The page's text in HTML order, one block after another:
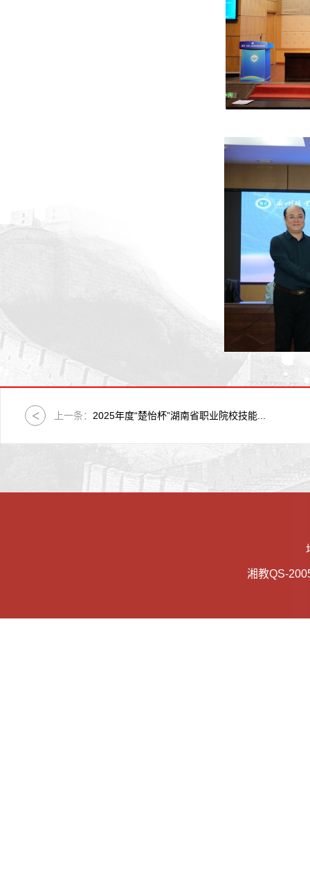
上一条： 2025年度“楚怡杯”湖南省职业院校技能...
湘教QS-